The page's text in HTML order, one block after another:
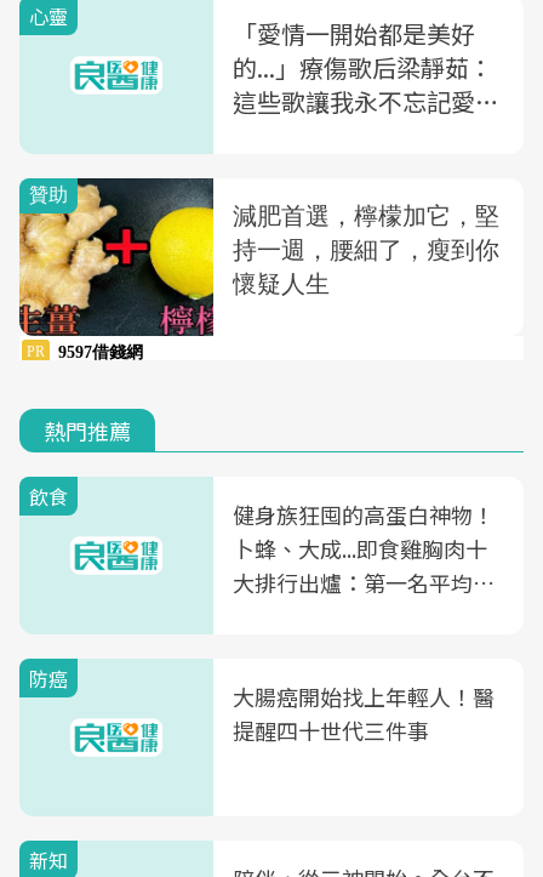
心靈
「愛情一開始都是美好
的...」療傷歌后梁靜茹：
這些歌讓我永不忘記愛情
熱門推薦
飲食
健身族狂囤的高蛋白神物！
卜蜂、大成...即食雞胸肉十
大排行出爐：第一名平均一
防癌
大腸癌開始找上年輕人！醫
提醒四十世代三件事
新知